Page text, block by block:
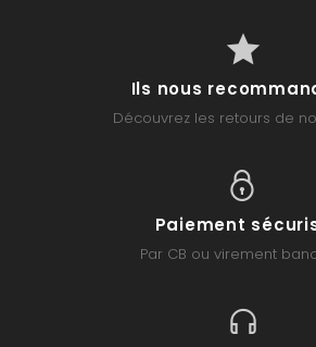
Ils nous
Découvrez les retours de
Paiement
Par CB ou virement